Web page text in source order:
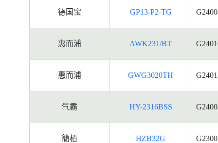
德国宝 GP13-P2-TG
惠而浦 AWK231/BT
惠而浦 GWG3020TH
气霸 HY-2316BSS
簡栢 HZB32G